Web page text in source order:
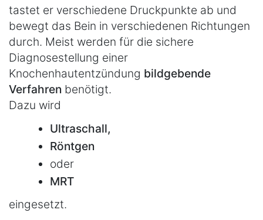
tastet er verschiedene Druckpunkte ab und
bewegt das Bein in verschiedenen Richtungen
durch. Meist werden für die sichere
Diagnosestellung einer
Knochenhautentzündung bildgebende
Verfahren benötigt.
Dazu wird
Ultraschall,
Röntgen
oder
MRT
eingesetzt.